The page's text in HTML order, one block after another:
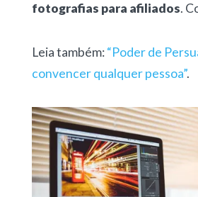
fotografias para afiliados.
Leia também:“Poder de
convencer qualquer pessoa”.